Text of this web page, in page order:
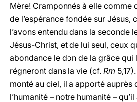
Mère! Cramponnés à elle comme
de l’espérance fondée sur Jésus,
l’avons entendu dans la seconde
Jésus-Christ, et de lui seul, ceux
abondance le don de la grâce qui
régneront dans la vie (cf. Rm
monté au ciel, il a apporté auprès
l’humanité – notre humanité –